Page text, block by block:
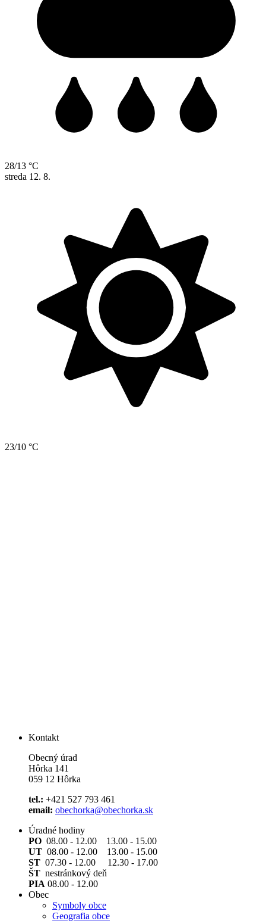
28/13 °C
streda 12. 8.
23/10 °C
Kontakt
Obecný úrad
Hôrka 141
059 12 Hôrka
tel.: +421 527 793 461
email: obechorka@obechorka.sk
Úradné hodiny
PO 08.00 - 12.00 13.00 - 15.00
UT 08.00 - 12.00 13.00 - 15.00
ST 07.30 - 12.00 12.30 - 17.00
ŠT nestránkový deň
PIA 08.00 - 12.00
Obec
Symboly obce
Geografia obce